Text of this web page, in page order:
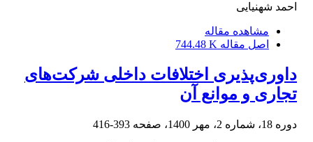
احمد شهنیایی
مشاهده مقاله
اصل مقاله 744.48 K
داوری‌پذیری اختلافات داخلی شرکت‌های
تجاری و موانع آن
دوره 18، شماره 2، مهر 1400، صفحه 393-416